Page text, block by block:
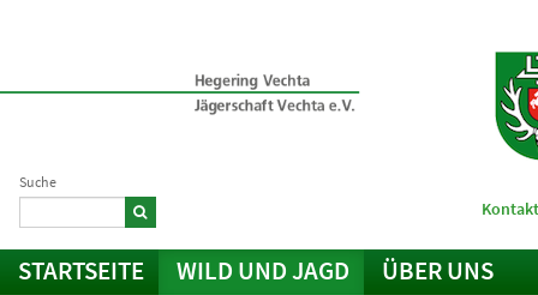
Suche
STARTSEITE WILD UND JAGD
ÜBER UNS